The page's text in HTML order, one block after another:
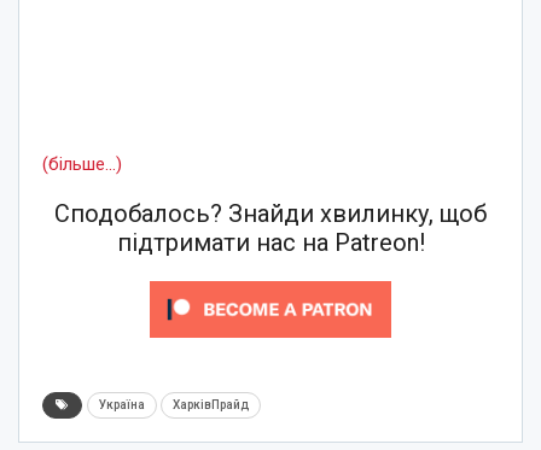
(більше…)
Сподобалось? Знайди хвилинку, щоб
підтримати нас на Patreon!
Україна ХарківПрайд